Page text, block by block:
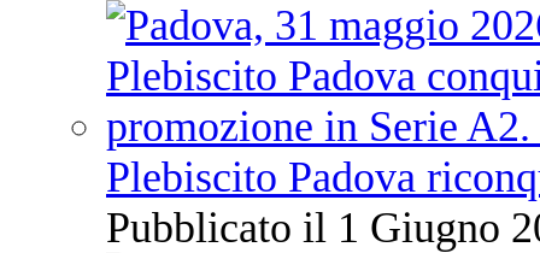
Plebiscito Padova
Pubblicato il 1 Giugno